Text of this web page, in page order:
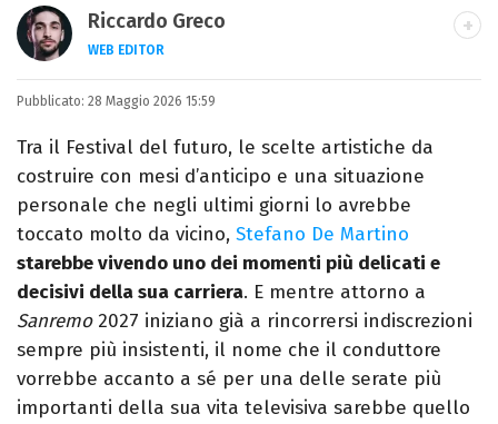
Riccardo Greco
WEB EDITOR
LINKEDIN
Si avvicina all'editoria studiando all'IED
come Fashion Editor. Si specializza poi in
Comunicazione digitale, Giornalismo e
Nuovi media presso La Sapienza,
collaborando con alcune testate ed uffici
stampa.
Pubblicato: 28 Maggio 2026 15:59
Tra il Festival del futuro, le scelte artistiche da
costruire con mesi d’anticipo e una situazione
personale che negli ultimi giorni lo avrebbe
toccato molto da vicino, Stefano De Martino
starebbe vivendo uno dei momenti più delicati e
decisivi della sua carriera. E mentre attorno a
Sanremo2027 iniziano già a rincorrersi indiscrezioni
sempre più insistenti, il nome che il conduttore
vorrebbe accanto a sé per una delle serate più
importanti della sua vita televisiva sarebbe quello